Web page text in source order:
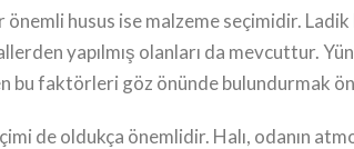
önemli husus ise malzeme seçimidir.
yapılmış olanları da mevcuttur.
bu faktörleri göz önünde bulundurmak
de oldukça önemlidir. Halı, odanın